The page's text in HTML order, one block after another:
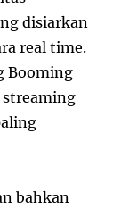
disiarkan
real time.
Booming
bahkan